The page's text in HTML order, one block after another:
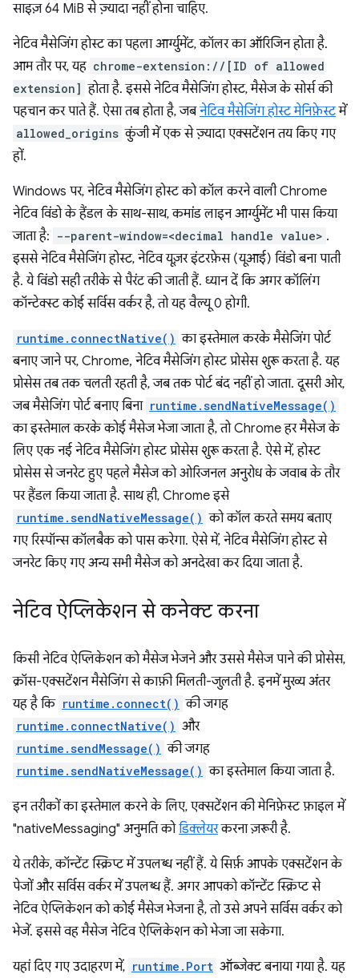
साइज़ 64 MiB से ज़्यादा नहीं होना चाहिए.
नेटिव मैसेजिंग होस्ट का पहला आर्ग्युमेंट, कॉलर का ऑरिजिन होता है.
आम तौर पर, यह chrome-extension://[ID of allowed
extension] होता है. इससे नेटिव मैसेजिंग होस्ट, मैसेज के सोर्स की
पहचान कर पाते हैं. ऐसा तब होता है, जबनेटिव मैसेजिंग होस्ट मेनिफ़ेस्टमें
allowed_origins कुंजी में एक से ज़्यादा एक्सटेंशन तय किए गए
हों.
Windows पर, नेटिव मैसेजिंग होस्ट को कॉल करने वाली Chrome
नेटिव विंडो के हैंडल के साथ-साथ, कमांड लाइन आर्ग्युमेंट भी पास किया
जाता है: --parent-window=<decimal handle value> .
इससे नेटिव मैसेजिंग होस्ट, नेटिव यूज़र इंटरफ़ेस (यूआई) विंडो बना पाती
है. ये विंडो सही तरीके से पैरंट की जाती हैं. ध्यान दें कि अगर कॉलिंग
कॉन्टेक्स्ट कोई सर्विस वर्कर है, तो यह वैल्यू 0 होगी.
runtime.connectNative() का इस्तेमाल करके मैसेजिंग पोर्ट
बनाए जाने पर, Chrome, नेटिव मैसेजिंग होस्ट प्रोसेस शुरू करता है. यह
प्रोसेस तब तक चलती रहती है, जब तक पोर्ट बंद नहीं हो जाता. दूसरी ओर,
जब मैसेजिंग पोर्ट बनाए बिना runtime.sendNativeMessage()
का इस्तेमाल करके कोई मैसेज भेजा जाता है, तो Chrome हर मैसेज के
लिए एक नई नेटिव मैसेजिंग होस्ट प्रोसेस शुरू करता है. ऐसे में, होस्ट
प्रोसेस से जनरेट हुए पहले मैसेज को ओरिजनल अनुरोध के जवाब के तौर
पर हैंडल किया जाता है. साथ ही, Chrome इसे
runtime.sendNativeMessage() को कॉल करते समय बताए
गए रिस्पॉन्स कॉलबैक को पास करेगा. ऐसे में, नेटिव मैसेजिंग होस्ट से
जनरेट किए गए अन्य सभी मैसेज को अनदेखा कर दिया जाता है.
नेटिव ऐप्लिकेशन से कनेक्ट करना
किसी नेटिव ऐप्लिकेशन को मैसेज भेजने और उससे मैसेज पाने की प्रोसेस,
क्रॉस-एक्सटेंशन मैसेजिंग से काफ़ी मिलती-जुलती है. इनमें मुख्य अंतर
यह है कि runtime.connect() की जगह
runtime.connectNative() और
runtime.sendMessage() की जगह
runtime.sendNativeMessage() का इस्तेमाल किया जाता है.
इन तरीकों का इस्तेमाल करने के लिए, एक्सटेंशन की मेनिफ़ेस्ट फ़ाइल में
"nativeMessaging" अनुमति कोडिक्लेयरकरना ज़रूरी है.
ये तरीके, कॉन्टेंट स्क्रिप्ट में उपलब्ध नहीं हैं. ये सिर्फ़ आपके एक्सटेंशन के
पेजों और सर्विस वर्कर में उपलब्ध हैं. अगर आपको कॉन्टेंट स्क्रिप्ट से
नेटिव ऐप्लिकेशन को कोई मैसेज भेजना है, तो उसे अपने सर्विस वर्कर को
भेजें. इससे वह मैसेज नेटिव ऐप्लिकेशन को भेजा जा सकेगा.
यहां दिए गए उदाहरण में, runtime.Port ऑब्जेक्ट बनाया गया है. यह